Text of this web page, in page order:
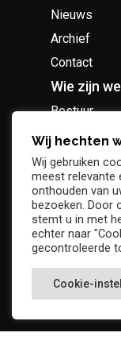
Nieuws
Archief
Contact
Wie zijn we
Bestuur
Socio
Wij hechten
Wij gebruiken
meest relevante
onthouden van
bezoeken. Door
stemt u in met
echter naar
gecontroleerde
Cookie-